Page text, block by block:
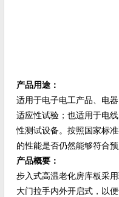
产品用途：
适用于电子电工产品、电
适应性试验；也适用于电
性测试设备。按照国家标
的性能是否仍然能够符合
产品概要：
步入式高温老化房库板采
大门拉手内外开启式，以